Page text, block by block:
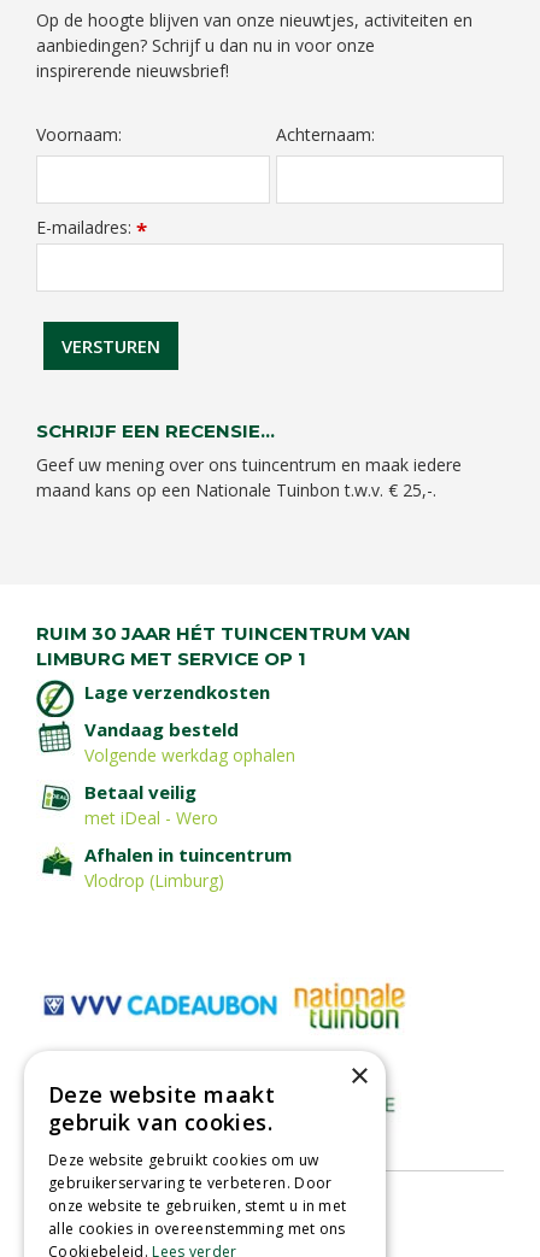
Op de hoogte blijven van onze nieuwtjes, activiteiten en
aanbiedingen? Schrijf u dan nu in voor onze
inspirerende nieuwsbrief!
Voornaam: Achternaam:
E-mailadres: *
SCHRIJF EEN RECENSIE...
Geef uw mening over ons tuincentrum en maak iedere
maand kans op een Nationale Tuinbon t.w.v. € 25,-.
RUIM 30 JAAR HÉT TUINCENTRUM VAN
LIMBURG MET SERVICE OP 1
Lage verzendkosten
Vandaag besteld
Volgende werkdag ophalen
Betaal veilig
met iDeal - Wero
Afhalen in tuincentrum
Vlodrop (Limburg)
×
Deze website maakt
gebruik van cookies.
Deze website gebruikt cookies om uw
gebruikerservaring te verbeteren. Door
onze website te gebruiken, stemt u in met
alle cookies in overeenstemming met ons
Cookiebeleid.Lees verder